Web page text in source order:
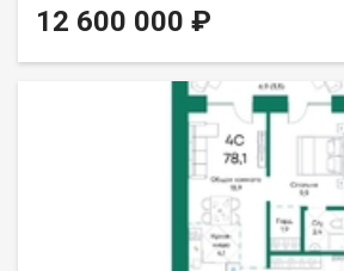
продаже полноценная 3х комнатная
изолированной планировкой в
Власихинский проезд, д 122, корпус 4.
продуманная планировка обеспечит
Общая площадь квартиры без учета
окон в обе стороны. Просторная кухня-
Спальня 14,4 м2, Детская игровая
лоджию 16 м2, спальня с выходом в
Совмещенный санузел 6,2 м2, санузел с
вместительная гардеробная. Ремонт
году (не экономили). Качественная
12 600 000 ₽